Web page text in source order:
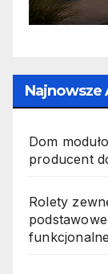
Najnowsze
Dom
producent
Rolety
funkcjonalne